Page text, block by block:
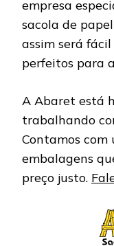
empresa
sacola de
assim será
perfeitos para
A Abaret está
trabalhando
Contamos
embalagens
preço justo.